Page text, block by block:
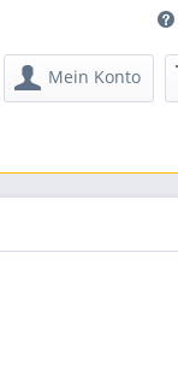
Mein Konto